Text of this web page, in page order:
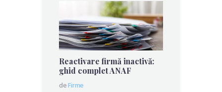
Reactivare firmă inactivă:
ghid complet ANAF
deFirme